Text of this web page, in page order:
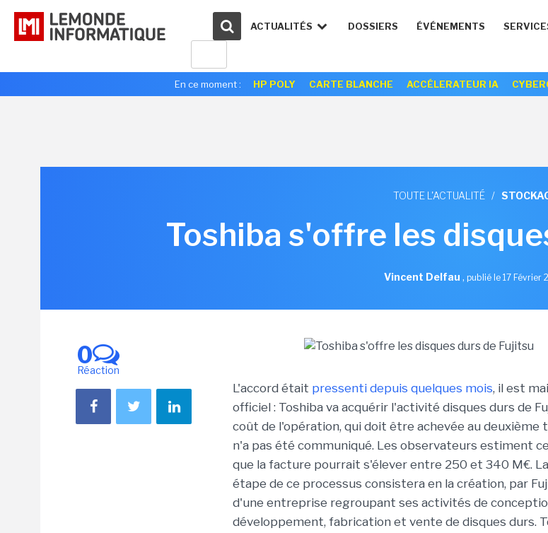
ACTUALITÉS DOSSIERS ÉVÉNEMENTS
En ce moment : HP POLY CARTE BLANCHE ACCÉLERATEUR IA
TOUTE L'ACTUALITÉ /
Toshiba s'offre les
Vincent Delfau , publié le 17 Février
0
Réaction
L'accord était pressenti depuis quelques mois, il est
officiel : Toshiba va acquérir l'activité disques durs de
coût de l'opération, qui doit être achevée au deuxième
n'a pas été communiqué. Les observateurs estiment
que la facture pourrait s'élever entre 250 et 340 M€.
étape de ce processus consistera en la création, par
d'une entreprise regroupant ses activités de
développement, fabrication et vente de disques durs.